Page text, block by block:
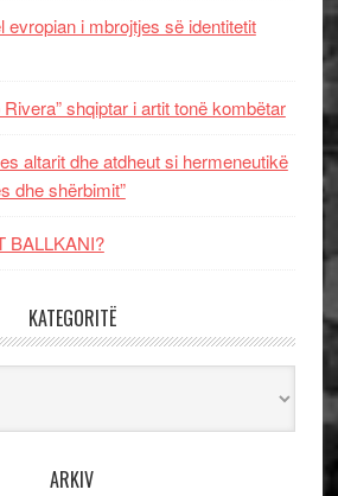
evropian i mbrojtjes së identitetit
shqiptar i artit tonë kombëtar
altarit dhe atdheut si hermeneutikë
dhe shërbimit”
BALLKANI?
KATEGORITË
ARKIV